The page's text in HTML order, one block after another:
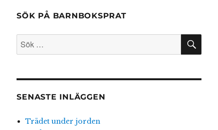
vart
vill
SÖK PÅ BARNBOKSPRAT
Sök
SENASTE INLÄGGEN
Trädet under jorden